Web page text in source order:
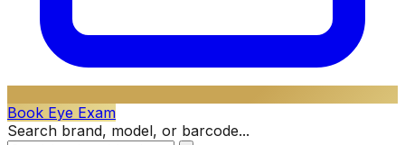
Book Eye Exam
Search brand, model, or barcode...